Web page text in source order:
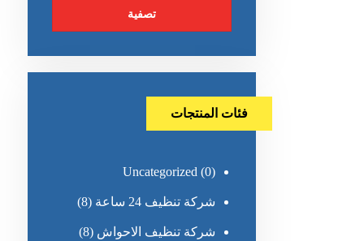
تصفية
فئات المنتجات
Uncategorized (0)
شركة تنظيف 24 ساعة (8)
شركة تنظيف الاحواش (8)